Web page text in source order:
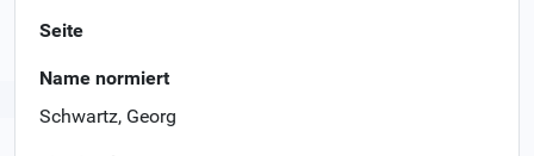
Seite
Name normiert
Schwartz, Georg